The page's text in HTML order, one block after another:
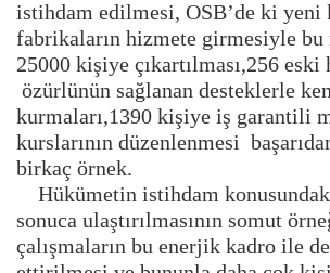
istihdam edilmesi, OSB’de ki yeni
fabrikaların hizmete girmesiyle bu
25000 kişiye çıkartılması,256
özürlünün sağlanan desteklerle
kurmaları,1390 kişiye iş garantili
kurslarının düzenlenmesi
birkaç örnek.
Hükümetin istihdam konusundaki
sonuca ulaştırılmasının somut
çalışmaların bu enerjik kadro ile